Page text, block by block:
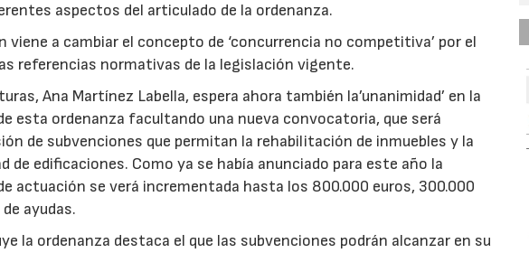
aspectos del articulado de la ordenanza.
a cambiar el concepto de ‘concurrencia no competitiva’ por el
referencias normativas de la legislación vigente.
Ana Martínez Labella, espera ahora también la’unanimidad’ en la
esta ordenanza facultando una nueva convocatoria, que será
de subvenciones que permitan la rehabilitación de inmuebles y la
de edificaciones. Como ya se había anunciado para este año la
actuación se verá incrementada hasta los 800.000 euros, 300.000
ayudas.
la ordenanza destaca el que las subvenciones podrán alcanzar en su